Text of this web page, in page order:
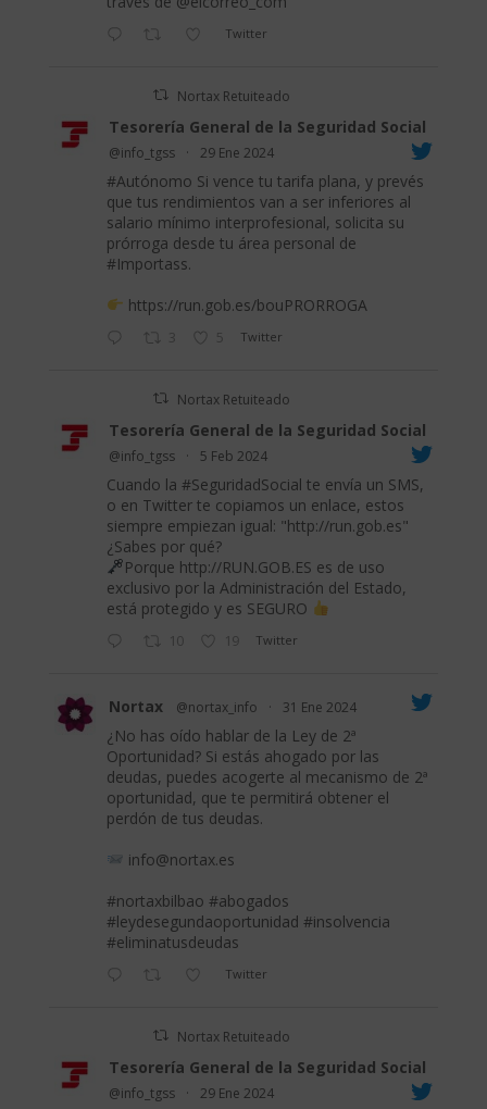
Twitter
Nortax Retuiteado
Tesorería General de la Seguridad Social
@info_tgss · 29 Ene 2024
#Autónomo Si vence tu tarifa plana, y prevés
que tus rendimientos van a ser inferiores al
salario mínimo interprofesional, solicita su
prórroga desde tu área personal de
#Importass.
https://run.gob.es/bouPRORROGA
3 5 Twitter
Nortax Retuiteado
Tesorería General de la Seguridad Social
@info_tgss · 5 Feb 2024
Cuando la #SeguridadSocial te envía un SMS,
o en Twitter te copiamos un enlace, estos
siempre empiezan igual: "http://run.gob.es"
¿Sabes por qué?
Porque http://RUN.GOB.ES es de uso
exclusivo por la Administración del Estado,
está protegido y es SEGURO
10 19 Twitter
Nortax @nortax_info · 31 Ene 2024
¿No has oído hablar de la Ley de 2ª
Oportunidad? Si estás ahogado por las
deudas, puedes acogerte al mecanismo de 2ª
oportunidad, que te permitirá obtener el
perdón de tus deudas.
info@nortax.es
#nortaxbilbao #abogados
#leydesegundaoportunidad #insolvencia
#eliminatusdeudas
Twitter
Nortax Retuiteado
Tesorería General de la Seguridad Social
@info_tgss · 29 Ene 2024